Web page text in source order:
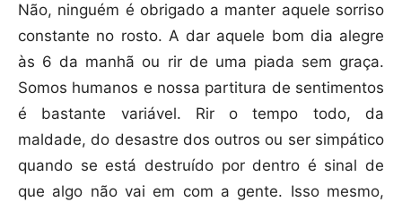
Não, ninguém é obrigado a manter aquele sorriso
constante no rosto. A dar aquele bom dia alegre
às 6 da manhã ou rir de uma piada sem graça.
Somos humanos e nossa partitura de sentimentos
é bastante variável. Rir o tempo todo, da
maldade, do desastre dos outros ou ser simpático
quando se está destruído por dentro é sinal de
que algo não vai em com a gente. Isso mesmo,